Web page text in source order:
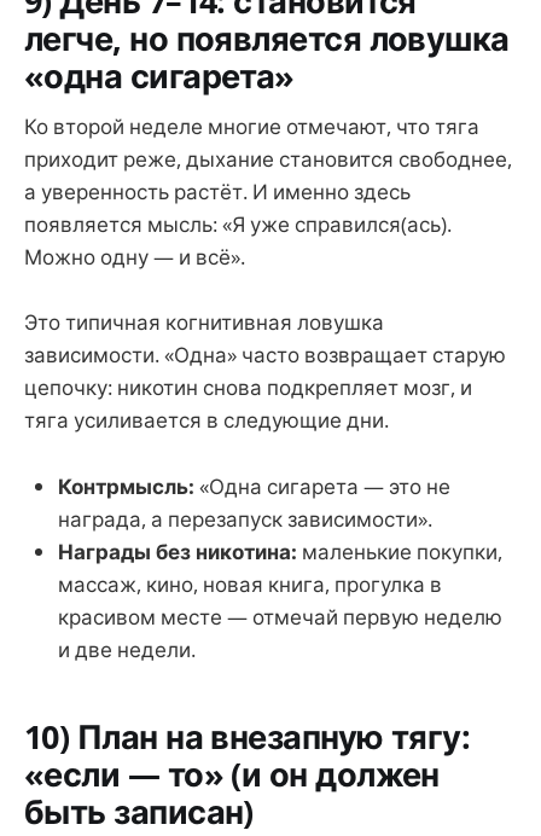
легче, но появляется ловушка
«одна сигарета»
Ко второй неделе многие отмечают, что тяга
приходит реже, дыхание становится свободнее,
а уверенность растёт. И именно здесь
появляется мысль: «Я уже справился(ась).
Можно одну — и всё».
Это типичная когнитивная ловушка
зависимости. «Одна» часто возвращает старую
цепочку: никотин снова подкрепляет мозг, и
тяга усиливается в следующие дни.
Контрмысль: «Одна сигарета — это не
награда, а перезапуск зависимости».
Награды без никотина: маленькие покупки,
массаж, кино, новая книга, прогулка в
красивом месте — отмечай первую неделю
и две недели.
10) План на внезапную тягу:
«если — то» (и он должен
быть записан)